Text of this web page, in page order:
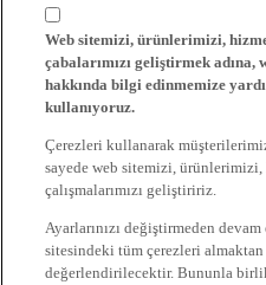
Web sitemizi, ürünlerimizi,
çabalarımızı geliştirmek
hakkında bilgi edinmemize
kullanıyoruz.
Çerezleri kullanarak
sayede web sitemizi,
çalışmalarımızı geliştiririz.
Ayarlarınızı değiştirmeden
sitesindeki tüm çerezleri
değerlendirilecektir. Bununla